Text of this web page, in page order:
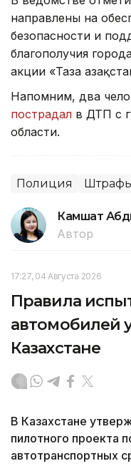
направлены на
безопасности и
благополучия
акции «Таза
Напомним, два
пострадал в ДТП с
области.
Полиция
Камшат
Автор
17:27, 04 Августа 2026
Правила
автомобилей
Казахстане
В Казахстане
пилотного проекта
автотранспортных